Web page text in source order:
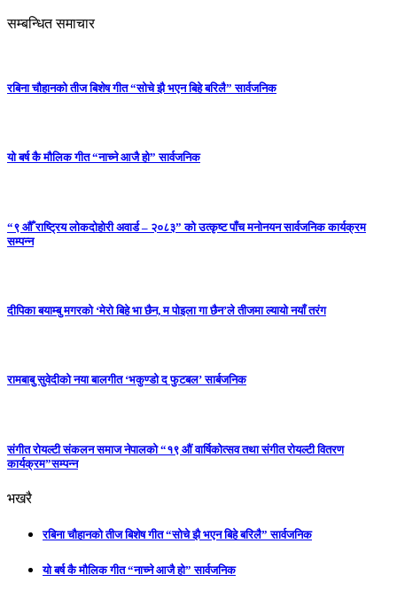
सम्बन्धित समाचार
रबिना चौहानको तीज बिशेष गीत “सोचे झै भएन बिहे बरिलै” सार्वजनिक
यो बर्ष कै मौलिक गीत “नाच्ने आजै हो” सार्वजनिक
“९ औँ राष्ट्रिय लोकदोहोरी अवार्ड – २०८३” को उत्कृष्ट पाँच मनोनयन सार्वजनिक कार्यक्रम
सम्पन्न
दीपिका बयाम्बु मगरको ‘मेरो बिहे भा छैन, म पोइला गा छैन’ले तीजमा ल्यायो नयाँ तरंग
रामबाबु सुवेदीको नया बालगीत ‘भकुण्डो द फुटबल’ सार्बजनिक
संगीत रोयल्टी संकलन समाज नेपालको “१९ औं वार्षिकोत्सव तथा संगीत रोयल्टी वितरण
कार्यक्रम”सम्पन्न
भखरै
रबिना चौहानको तीज बिशेष गीत “सोचे झै भएन बिहे बरिलै” सार्वजनिक
यो बर्ष कै मौलिक गीत “नाच्ने आजै हो” सार्वजनिक